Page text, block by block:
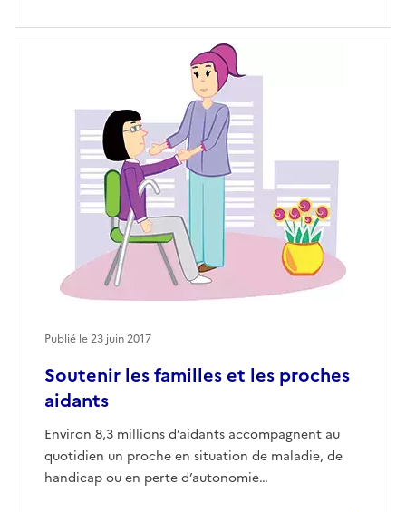
Soutenir les familles et les proches
aidants
Environ 8,3 millions d’aidants accompagnent au
quotidien un proche en situation de maladie, de
handicap ou en perte d’autonomie…
Publié le23 juin 2017